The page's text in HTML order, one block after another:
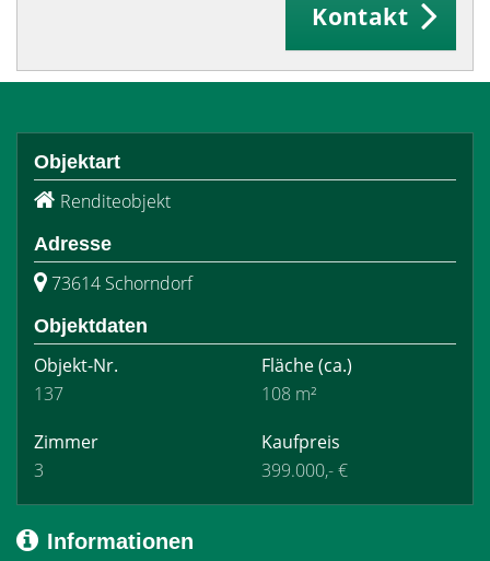
Kontakt
Objektart
Renditeobjekt
Adresse
73614 Schorndorf
Objektdaten
Objekt-Nr.
137
Fläche(ca.)
108 m²
Zimmer
3
Kaufpreis
399.000,- €
Informationen